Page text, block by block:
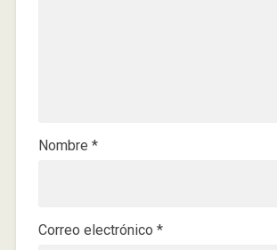
Nombre *
Correo electrónico *